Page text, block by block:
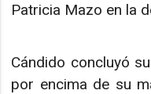
Patricia Mazo en la
Cándido concluyó
por encima de su